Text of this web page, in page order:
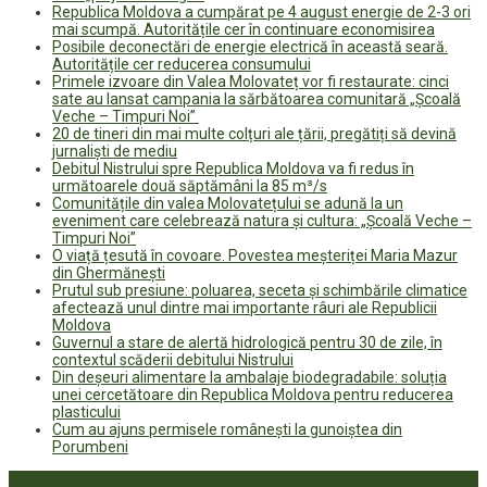
Republica Moldova a cumpărat pe 4 august energie de 2-3 ori
mai scumpă. Autoritățile cer în continuare economisirea
Posibile deconectări de energie electrică în această seară.
Autoritățile cer reducerea consumului
Primele izvoare din Valea Molovateț vor fi restaurate: cinci
sate au lansat campania la sărbătoarea comunitară „Școală
Veche – Timpuri Noi”
20 de tineri din mai multe colțuri ale țării, pregătiți să devină
jurnaliști de mediu
Debitul Nistrului spre Republica Moldova va fi redus în
următoarele două săptămâni la 85 m³/s
Comunitățile din valea Molovatețului se adună la un
eveniment care celebrează natura și cultura: „Școală Veche –
Timpuri Noi”
O viață țesută în covoare. Povestea meșteriței Maria Mazur
din Ghermănești
Prutul sub presiune: poluarea, seceta și schimbările climatice
afectează unul dintre mai importante râuri ale Republicii
Moldova
Guvernul a stare de alertă hidrologică pentru 30 de zile, în
contextul scăderii debitului Nistrului
Din deșeuri alimentare la ambalaje biodegradabile: soluția
unei cercetătoare din Republica Moldova pentru reducerea
plasticului
Cum au ajuns permisele românești la gunoiștea din
Porumbeni